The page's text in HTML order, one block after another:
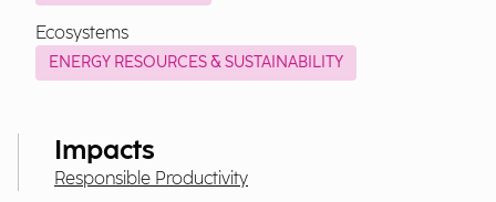
Ecosystems
ENERGY RESOURCES & SUSTAINABILITY
Impacts
Responsible Productivity